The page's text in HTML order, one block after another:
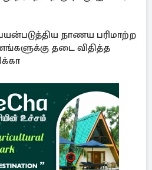
நாணய பரிமாற்ற
தடை விதித்த